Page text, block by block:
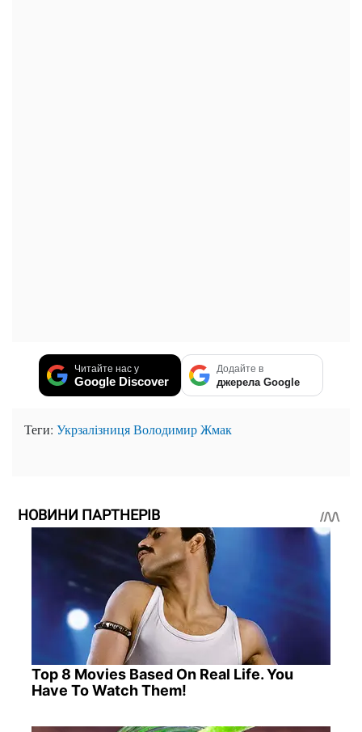
Читайте нас у
Google Discover
Додайте в
джерела Google
Теги: УкрзалізницяВолодимир Жмак
НОВИНИ ПАРТНЕРІВ
Top 8 Movies Based On Real Life. You
Have To Watch Them!